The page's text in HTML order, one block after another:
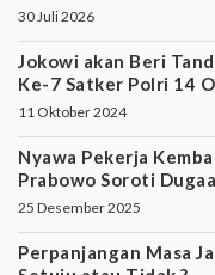
30 Juli 2026
Jokowi akan Beri
Ke-7 Satker Polri 14
11 Oktober 2024
Nyawa Pekerja
Prabowo Soroti
25 Desember 2025
Perpanjangan Masa